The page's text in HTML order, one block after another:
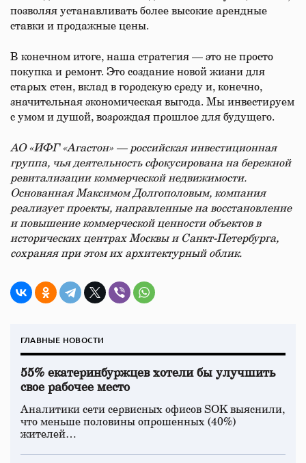
позволяя устанавливать более высокие арендные
ставки и продажные цены.
В конечном итоге, наша стратегия — это не просто
покупка и ремонт. Это создание новой жизни для
старых стен, вклад в городскую среду и, конечно,
значительная экономическая выгода. Мы инвестируем
с умом и душой, возрождая прошлое для будущего.
АО «ИФГ «Агастон» — российская инвестиционная
группа, чья деятельность сфокусирована на бережной
ревитализации коммерческой недвижимости.
Основанная Максимом Долгополовым, компания
реализует проекты, направленные на восстановление
и повышение коммерческой ценности объектов в
исторических центрах Москвы и Санкт-Петербурга,
сохраняя при этом их архитектурный облик.
ГЛАВНЫЕ НОВОСТИ
55% екатеринбуржцев хотели бы улучшить
свое рабочее место
Аналитики сети сервисных офисов SOK выяснили,
что меньше половины опрошенных (40%)
жителей…